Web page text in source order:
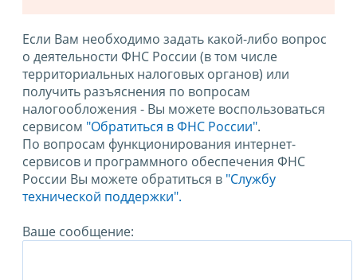
Если Вам необходимо задать какой-либо вопрос
о деятельности ФНС России (в том числе
территориальных налоговых органов) или
получить разъяснения по вопросам
налогообложения - Вы можете воспользоваться
сервисом "Обратиться в ФНС России".
По вопросам функционирования интернет-
сервисов и программного обеспечения ФНС
России Вы можете обратиться в "Службу
технической поддержки".
Ваше сообщение: